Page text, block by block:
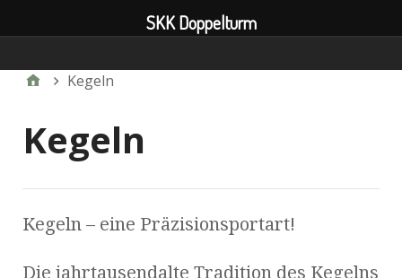
Kegeln
Kegeln
Kegeln – eine Präzisionsportart!
Die jahrtausendalte Tradition des Kegelns
SKK Doppelturm